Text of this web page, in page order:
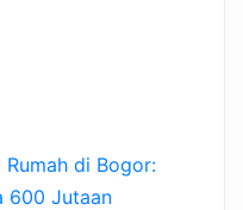
Rumah di Bogor:
600 Jutaan